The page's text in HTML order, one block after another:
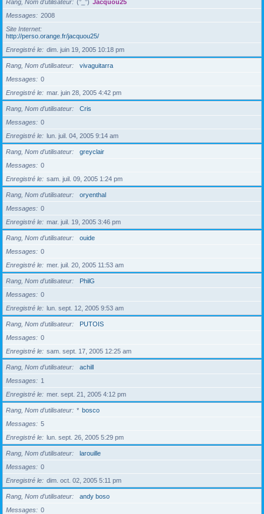
Rang, Nom d’utilisateur (°_°) Jacquou25
Messages
2008
Site Internet
http://perso.orange.fr/jacquou25/
Enregistré le
dim. juin 19, 2005 10:18 pm
Rang, Nom d’utilisateur
vivaguitarra
Messages
0
Enregistré le
mar. juin 28, 2005 4:42 pm
Rang, Nom d’utilisateur
Cris
Messages
0
Enregistré le
lun. juil. 04, 2005 9:14 am
Rang, Nom d’utilisateur
greyclair
Messages
0
Enregistré le
sam. juil. 09, 2005 1:24 pm
Rang, Nom d’utilisateur
oryenthal
Messages
0
Enregistré le
mar. juil. 19, 2005 3:46 pm
Rang, Nom d’utilisateur
ouide
Messages
0
Enregistré le
mer. juil. 20, 2005 11:53 am
Rang, Nom d’utilisateur
PhilG
Messages
0
Enregistré le
lun. sept. 12, 2005 9:53 am
Rang, Nom d’utilisateur
PUTOIS
Messages
0
Enregistré le
sam. sept. 17, 2005 12:25 am
Rang, Nom d’utilisateur
achill
Messages
1
Enregistré le
mer. sept. 21, 2005 4:12 pm
Rang, Nom d’utilisateur * bosco
Messages
5
Enregistré le
lun. sept. 26, 2005 5:29 pm
Rang, Nom d’utilisateur
larouille
Messages
0
Enregistré le
dim. oct. 02, 2005 5:11 pm
Rang, Nom d’utilisateur
andy boso
Messages
0